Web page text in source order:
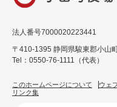
法人番号7000020223441
〒410-1395 静岡県駿東郡小山
Tel：0550-76-1111（代表）
このホームページについて ウェ
リンク集